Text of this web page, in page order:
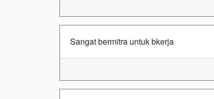
Sangat bermitra untuk bkerja